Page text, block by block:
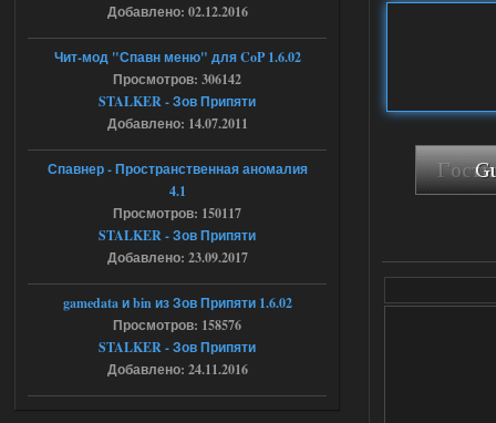
Ответить ➤
04.08.2026
Объединенный Пак 2 + OGSR +
STCoP WP 3.4
Доступно только для пользователей
Ответить ➤
Объединенный Пак 2 + OGSR +
STCoP WP 3.4
andreyforest1993
вот ещё этот же трелер с
вашего сайта, https://stalker-
Добавлено: 02.12.2016
Чит-мод "Спавн меню" для CoP 1.6.02
Просмотров: 306142
STALKER - Зов Припяти
Добавлено: 14.07.2011
Спавнер - Пространственная аномалия
4.1
Просмотров: 150117
STALKER - Зов Припяти
Добавлено: 23.09.2017
gamedata и bin из Зов Припяти 1.6.02
Просмотров: 158576
STALKER - Зов Припяти
Добавлено: 24.11.2016